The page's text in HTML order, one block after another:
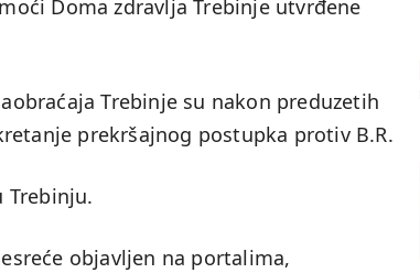
Doma zdravlja Trebinje utvrđene
Trebinje su nakon preduzetih
prekršajnog postupka protiv B.R.
Trebinju.
objavljen na portalima,